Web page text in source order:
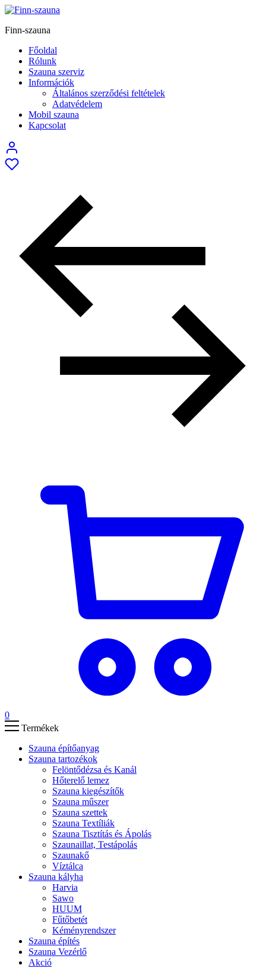
Finn-szauna
Főoldal
Rólunk
Szauna szerviz
Információk
Általános szerződési feltételek
Adatvédelem
Mobil szauna
Kapcsolat
0
Termékek
Szauna építőanyag
Szauna tartozékok
Felöntődézsa és Kanál
Hőterelő lemez
Szauna kiegészítők
Szauna műszer
Szauna szettek
Szauna Textíliák
Szauna Tisztítás és Ápolás
Szaunaillat, Testápolás
Szaunakő
Víztálca
Szauna kályha
Harvia
Sawo
HUUM
Fűtőbetét
Kéményrendszer
Szauna építés
Szauna Vezérlő
Akció